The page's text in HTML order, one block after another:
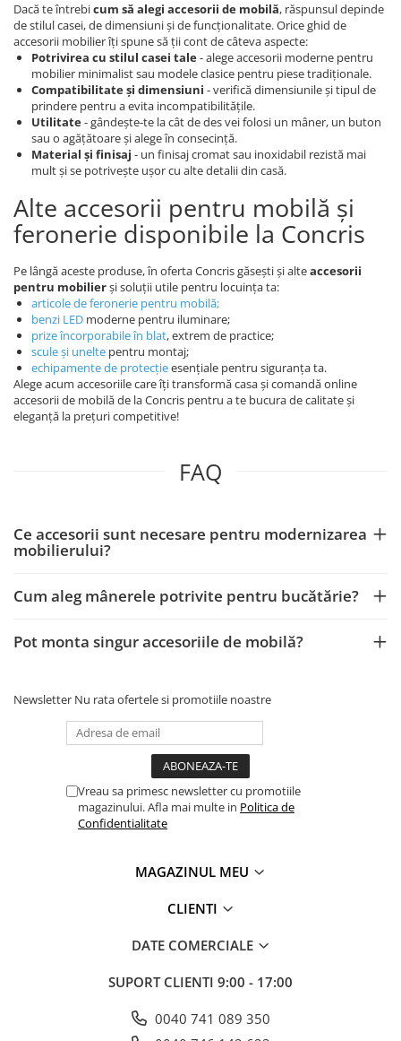
Dacă te întrebicum să alegi accesorii de mobilă, răspunsul depinde
de stilul casei, de dimensiuni și de funcționalitate. Orice ghid de
accesorii mobilier îți spune să ții cont de câteva aspecte:
Potrivirea cu stilul casei tale- alege accesorii moderne pentru
mobilier minimalist sau modele clasice pentru piese tradiționale.
Compatibilitate și dimensiuni - verifică dimensiunile și tipul de
prindere pentru a evita incompatibilitățile.
Utilitate- gândește-te la cât de des vei folosi un mâner, un buton
sau o agățătoare și alege în consecință.
Material și finisaj - un finisaj cromat sau inoxidabil rezistă mai
mult și se potrivește ușor cu alte detalii din casă.
Alte accesorii pentru mobilă și
feronerie disponibile la Concris
Pe lângă aceste produse, în oferta Concris găsești și alteaccesorii
pentru mobilierși soluții utile pentru locuința ta:
articole de feronerie pentru mobilă;
benzi LED moderne pentru iluminare;
prize încorporabile în blat, extrem de practice;
scule și unelte pentru montaj;
echipamente de protecțieesențiale pentru siguranța ta.
Alege acum accesoriile care îți transformă casa și comandă online
accesorii de mobilă de la Concris pentru a te bucura de calitate și
eleganță la prețuri competitive!
FAQ
Ce accesorii sunt necesare pentru modernizarea
mobilierului?
Cum aleg mânerele potrivite pentru bucătărie?
Pot monta singur accesoriile de mobilă?
Newsletter Nu rata ofertele si promotiile noastre
Vreau sa primesc newsletter cu promotiile
magazinului. Afla mai multe in Politica de
Confidentialitate
MAGAZINUL MEU
CLIENTI
DATE COMERCIALE
SUPORT CLIENTI 9:00 - 17:00
0040 741 089 350